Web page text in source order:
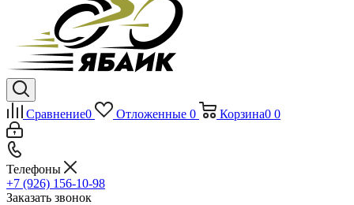
Сравнение0 Отложенные 0 Корзина0 0
Телефоны
+7 (926) 156-10-98
Заказать звонок